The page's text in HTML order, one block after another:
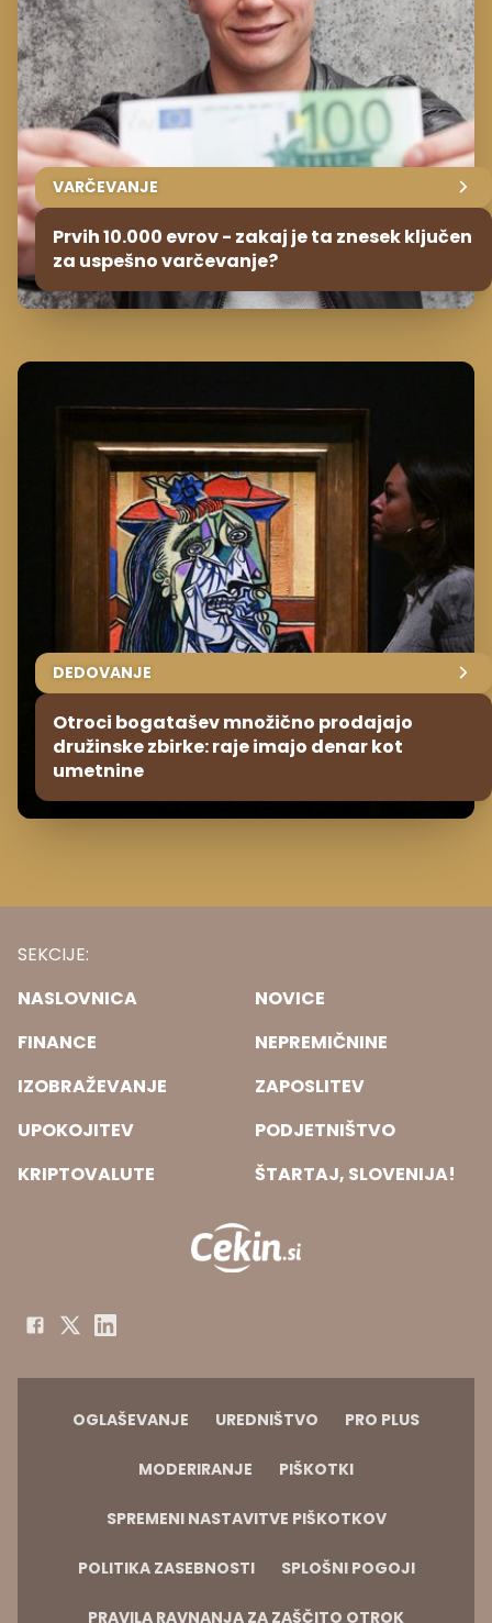
VARČEVANJE
Prvih 10.000 evrov - zakaj je ta znesek ključen
za uspešno varčevanje?
DEDOVANJE
Otroci bogatašev množično prodajajo
družinske zbirke: raje imajo denar kot
umetnine
SEKCIJE:
NASLOVNICA
NOVICE
FINANCE
NEPREMIČNINE
IZOBRAŽEVANJE
ZAPOSLITEV
UPOKOJITEV
PODJETNIŠTVO
KRIPTOVALUTE
ŠTARTAJ, SLOVENIJA!
OGLAŠEVANJE UREDNIŠTVO PRO PLUS
MODERIRANJE PIŠKOTKI
SPREMENI NASTAVITVE PIŠKOTKOV
POLITIKA ZASEBNOSTI SPLOŠNI POGOJI
PRAVILA RAVNANJA ZA ZAŠČITO OTROK